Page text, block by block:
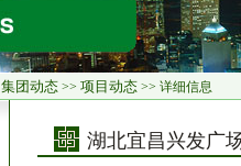
集团动态 >> 项目动态 >> 详细信息
湖北宜昌兴发广